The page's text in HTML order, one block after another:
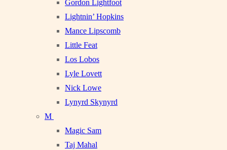
Gordon Lightfoot
Lightnin’ Hopkins
Mance Lipscomb
Little Feat
Los Lobos
Lyle Lovett
Nick Lowe
Lynyrd Skynyrd
M
Magic Sam
Taj Mahal